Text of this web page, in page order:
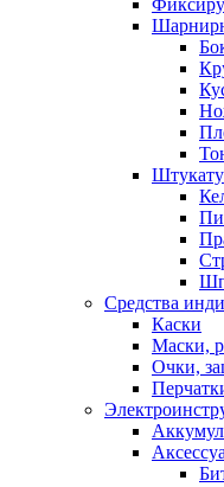
Средства
Каски
Маски,
Очки,